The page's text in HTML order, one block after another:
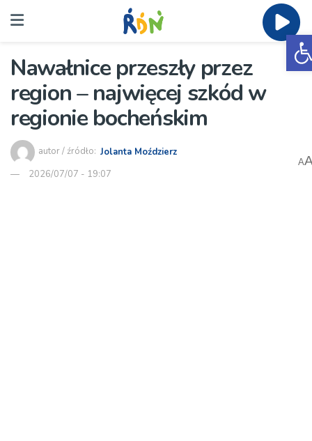
Nawałnice przeszły przez
region – najwięcej szkód w
regionie bocheńskim
autor / źródło: Jolanta Moździerz
2026/07/07 - 19:07
A